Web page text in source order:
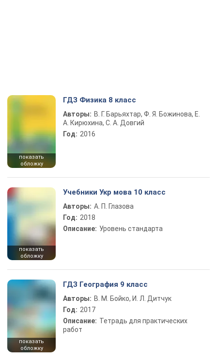
показать
обложку
ГДЗ Физика 8 класс
Авторы: В. Г. Барьяхтар, Ф. Я. Божинова, Е.
А. Кирюхина, С. А. Довгий
Год: 2016
показать
обложку
Учебники Укр мова 10 класс
Авторы: А. П. Глазова
Год: 2018
Описание: Уровень стандарта
показать
обложку
ГДЗ География 9 класс
Авторы: В. М. Бойко, И. Л. Дитчук
Год: 2017
Описание: Тетрадь для практических
работ